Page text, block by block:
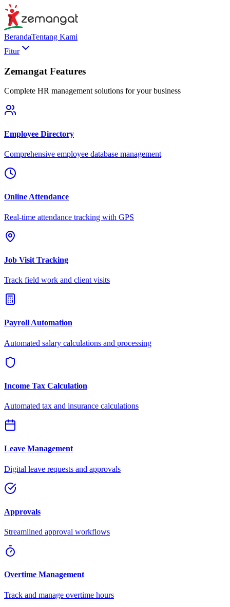
BerandaTentang Kami
Fitur
Zemangat Features
Complete HR management solutions for your business
Employee Directory
Comprehensive employee database management
Online Attendance
Real-time attendance tracking with GPS
Job Visit Tracking
Track field work and client visits
Payroll Automation
Automated salary calculations and processing
Income Tax Calculation
Automated tax and insurance calculations
Leave Management
Digital leave requests and approvals
Approvals
Streamlined approval workflows
Overtime Management
Track and manage overtime hours